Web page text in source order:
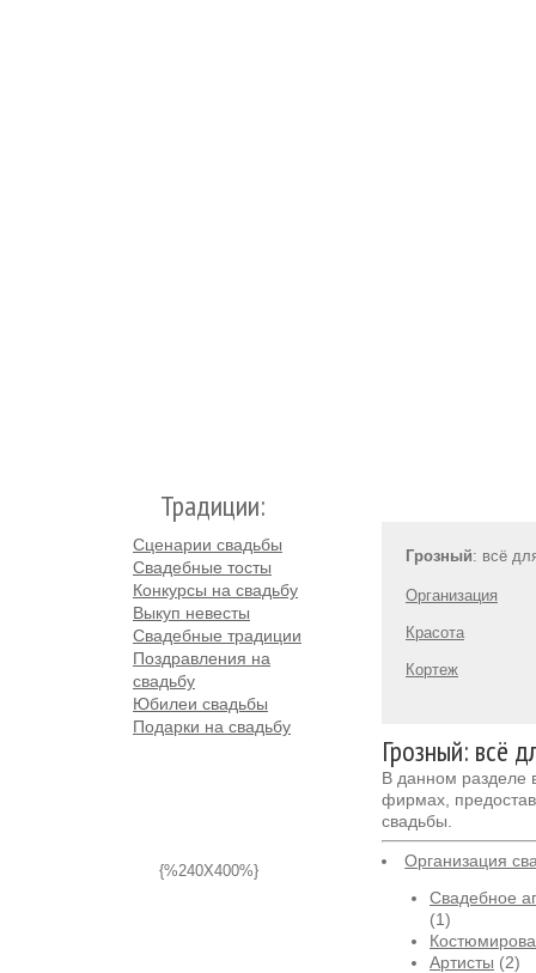
Традиции:
Сценарии свадьбы
Свадебные тосты
Конкурсы на свадьбу
Выкуп невесты
Свадебные традиции
Поздравления на
свадьбу
Юбилеи свадьбы
Подарки на свадьбу
{%240X400%}
Грозный: всё
Организация
Красота
Кортеж
Грозный: всё
В данном разделе
фирмах,
свадьбы.
Организация
Свадебное
(1)
Артисты (2)